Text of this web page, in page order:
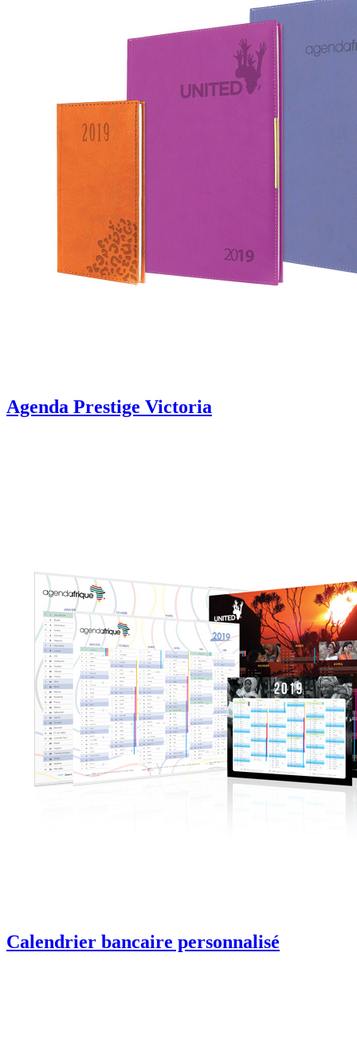
Agenda Prestige Victoria
Calendrier bancaire personnalisé